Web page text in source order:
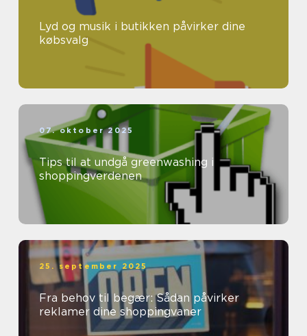
Lyd og musik i butikken påvirker dine
købsvalg
07. oktober 2025
Tips til at undgå greenwashing i
shoppingverdenen
25. september 2025
Fra behov til begær: Sådan påvirker
reklamer dine shoppingvaner